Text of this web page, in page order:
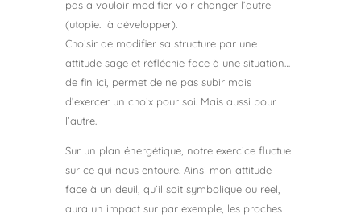
pas à vouloir modifier voir changer l’autre
(utopie. à développer).
Choisir de modifier sa structure par une
attitude sage et réfléchie face à une situation…
de fin ici, permet de ne pas subir mais
d’exercer un choix pour soi. Mais aussi pour
l’autre.
Sur un plan énergétique, notre exercice fluctue
sur ce qui nous entoure. Ainsi mon attitude
face à un deuil, qu’il soit symbolique ou réel,
aura un impact sur par exemple, les proches